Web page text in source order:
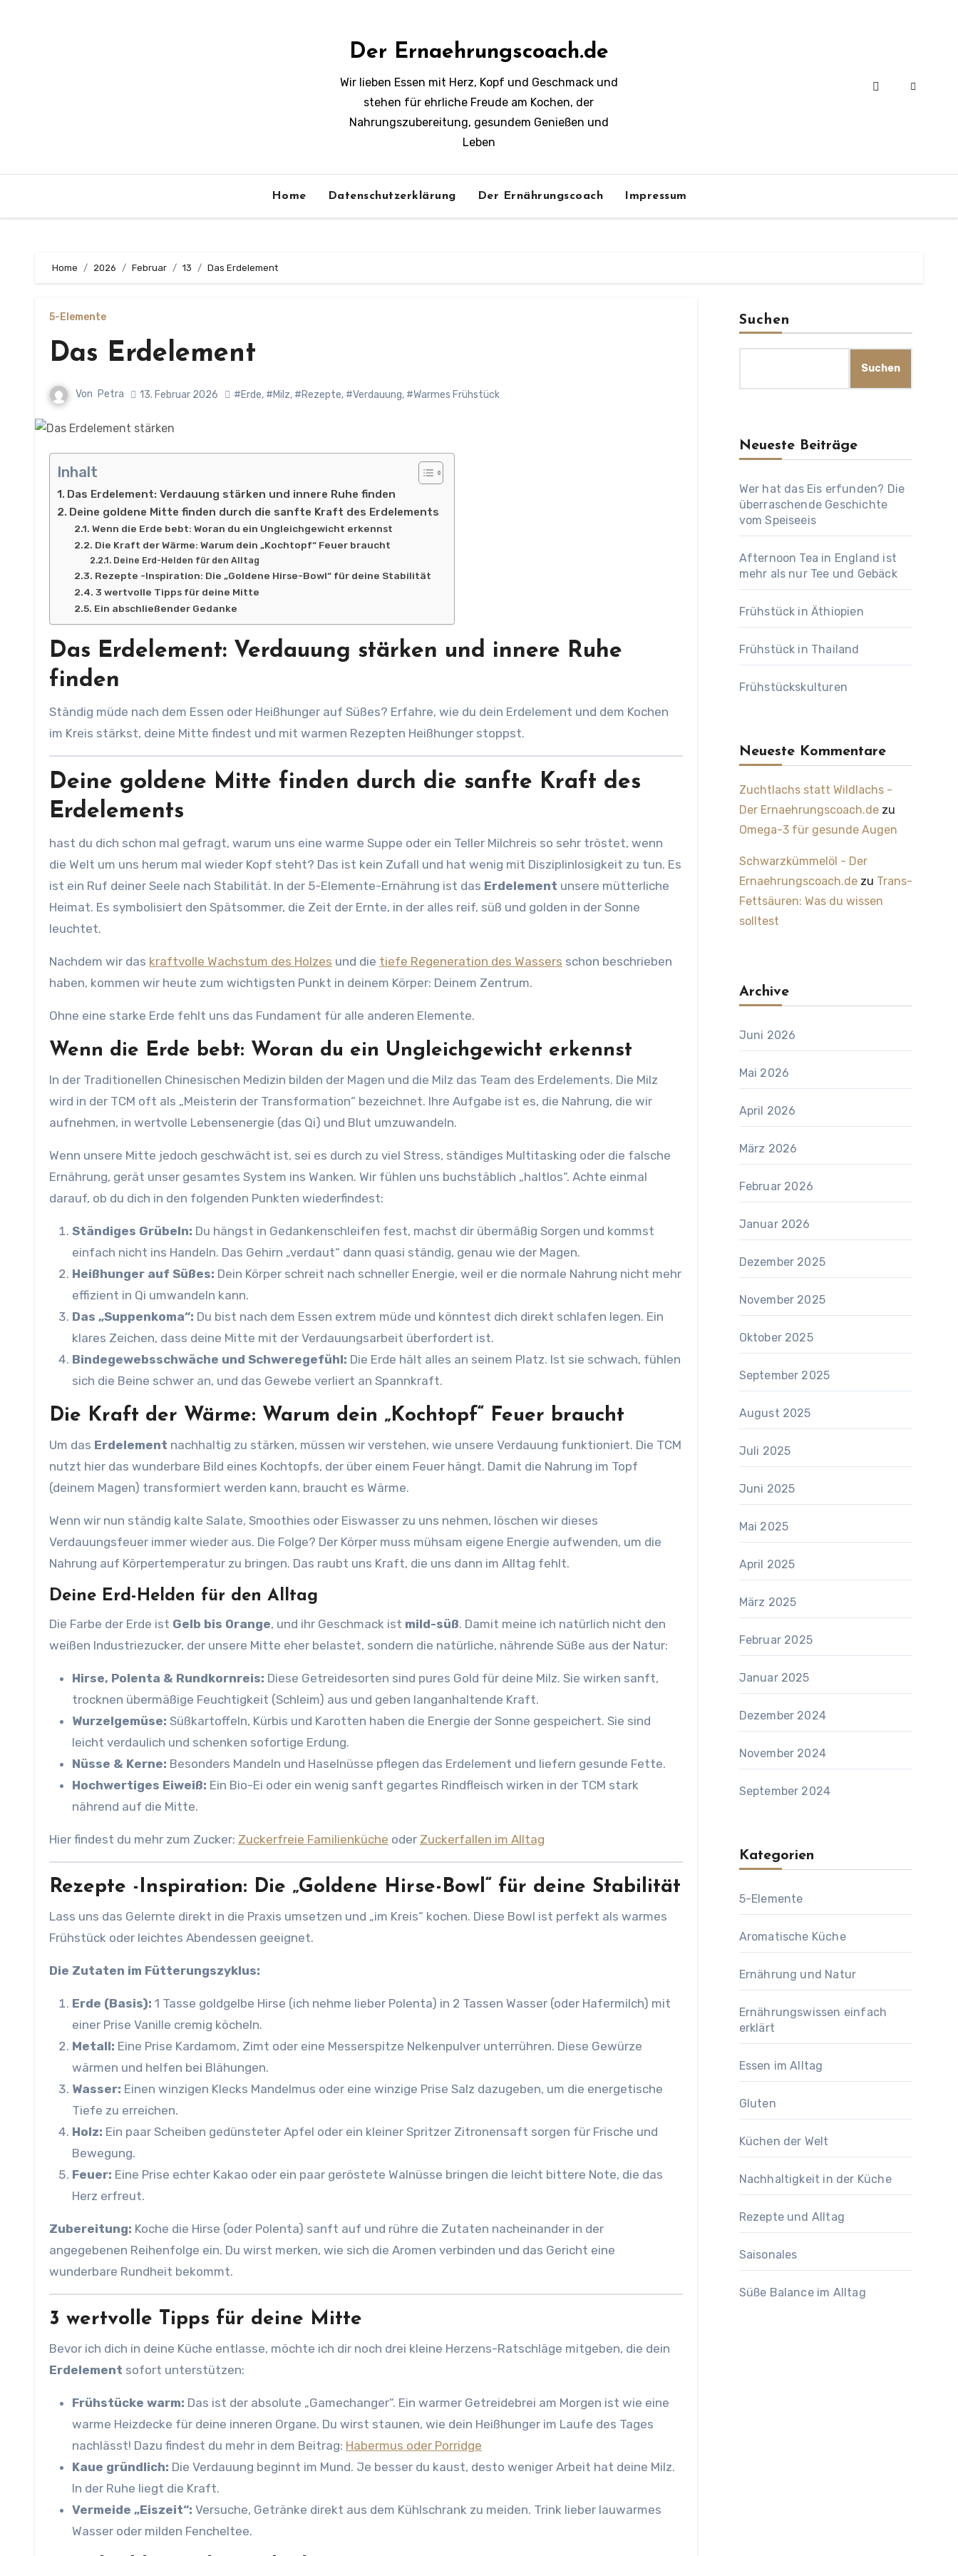
Der Ernaehrungscoach.de
Wir lieben Essen mit Herz, Kopf und Geschmack und
stehen für ehrliche Freude am Kochen, der
Nahrungszubereitung, gesundem Genießen und
Leben
Home Datenschutzerklärung Der Ernährungscoach Impressum
Home 2026 Februar 13 Das Erdelement
5-Elemente
Das Erdelement
Von Petra 13. Februar 2026 #Erde, #Milz, #Rezepte, #Verdauung, #Warmes Frühstück
Inhalt
Das Erdelement: Verdauung stärken und innere Ruhe finden
Deine goldene Mitte finden durch die sanfte Kraft des Erdelements
Wenn die Erde bebt: Woran du ein Ungleichgewicht erkennst
Die Kraft der Wärme: Warum dein „Kochtopf“ Feuer braucht
Deine Erd-Helden für den Alltag
Rezepte -Inspiration: Die „Goldene Hirse-Bowl“ für deine Stabilität
3 wertvolle Tipps für deine Mitte
Ein abschließender Gedanke
Das Erdelement: Verdauung stärken und innere Ruhe
finden
Ständig müde nach dem Essen oder Heißhunger auf Süßes? Erfahre, wie du dein Erdelement und dem Kochen
im Kreis stärkst, deine Mitte findest und mit warmen Rezepten Heißhunger stoppst.
Deine goldene Mitte finden durch die sanfte Kraft des
Erdelements
hast du dich schon mal gefragt, warum uns eine warme Suppe oder ein Teller Milchreis so sehr tröstet, wenn
die Welt um uns herum mal wieder Kopf steht? Das ist kein Zufall und hat wenig mit Disziplinlosigkeit zu tun. Es
ist ein Ruf deiner Seele nach Stabilität. In der 5-Elemente-Ernährung ist das Erdelement unsere mütterliche
Heimat. Es symbolisiert den Spätsommer, die Zeit der Ernte, in der alles reif, süß und golden in der Sonne
leuchtet.
Nachdem wir das kraftvolle Wachstum des Holzes und die tiefe Regeneration des Wassers schon beschrieben
haben, kommen wir heute zum wichtigsten Punkt in deinem Körper: Deinem Zentrum.
Ohne eine starke Erde fehlt uns das Fundament für alle anderen Elemente.
Wenn die Erde bebt: Woran du ein Ungleichgewicht erkennst
In der Traditionellen Chinesischen Medizin bilden der Magen und die Milz das Team des Erdelements. Die Milz
wird in der TCM oft als „Meisterin der Transformation“ bezeichnet. Ihre Aufgabe ist es, die Nahrung, die wir
aufnehmen, in wertvolle Lebensenergie (das Qi) und Blut umzuwandeln.
Wenn unsere Mitte jedoch geschwächt ist, sei es durch zu viel Stress, ständiges Multitasking oder die falsche
Ernährung, gerät unser gesamtes System ins Wanken. Wir fühlen uns buchstäblich „haltlos“. Achte einmal
darauf, ob du dich in den folgenden Punkten wiederfindest:
Ständiges Grübeln: Du hängst in Gedankenschleifen fest, machst dir übermäßig Sorgen und kommst
einfach nicht ins Handeln. Das Gehirn „verdaut“ dann quasi ständig, genau wie der Magen.
Heißhunger auf Süßes: Dein Körper schreit nach schneller Energie, weil er die normale Nahrung nicht mehr
effizient in Qi umwandeln kann.
Das „Suppenkoma“: Du bist nach dem Essen extrem müde und könntest dich direkt schlafen legen. Ein
klares Zeichen, dass deine Mitte mit der Verdauungsarbeit überfordert ist.
Bindegewebsschwäche und Schweregefühl: Die Erde hält alles an seinem Platz. Ist sie schwach, fühlen
sich die Beine schwer an, und das Gewebe verliert an Spannkraft.
Die Kraft der Wärme: Warum dein „Kochtopf“ Feuer braucht
Um das Erdelement nachhaltig zu stärken, müssen wir verstehen, wie unsere Verdauung funktioniert. Die TCM
nutzt hier das wunderbare Bild eines Kochtopfs, der über einem Feuer hängt. Damit die Nahrung im Topf
(deinem Magen) transformiert werden kann, braucht es Wärme.
Wenn wir nun ständig kalte Salate, Smoothies oder Eiswasser zu uns nehmen, löschen wir dieses
Verdauungsfeuer immer wieder aus. Die Folge? Der Körper muss mühsam eigene Energie aufwenden, um die
Nahrung auf Körpertemperatur zu bringen. Das raubt uns Kraft, die uns dann im Alltag fehlt.
Deine Erd-Helden für den Alltag
Die Farbe der Erde ist Gelb bis Orange, und ihr Geschmack ist mild-süß. Damit meine ich natürlich nicht den
weißen Industriezucker, der unsere Mitte eher belastet, sondern die natürliche, nährende Süße aus der Natur:
Hirse, Polenta & Rundkornreis: Diese Getreidesorten sind pures Gold für deine Milz. Sie wirken sanft,
trocknen übermäßige Feuchtigkeit (Schleim) aus und geben langanhaltende Kraft.
Wurzelgemüse: Süßkartoffeln, Kürbis und Karotten haben die Energie der Sonne gespeichert. Sie sind
leicht verdaulich und schenken sofortige Erdung.
Nüsse & Kerne: Besonders Mandeln und Haselnüsse pflegen das Erdelement und liefern gesunde Fette.
Hochwertiges Eiweiß: Ein Bio-Ei oder ein wenig sanft gegartes Rindfleisch wirken in der TCM stark
nährend auf die Mitte.
Hier findest du mehr zum Zucker: Zuckerfreie Familienküche oder Zuckerfallen im Alltag
Rezepte -Inspiration: Die „Goldene Hirse-Bowl“ für deine Stabilität
Lass uns das Gelernte direkt in die Praxis umsetzen und „im Kreis“ kochen. Diese Bowl ist perfekt als warmes
Frühstück oder leichtes Abendessen geeignet.
Die Zutaten im Fütterungszyklus:
Erde (Basis): 1 Tasse goldgelbe Hirse (ich nehme lieber Polenta) in 2 Tassen Wasser (oder Hafermilch) mit
einer Prise Vanille cremig köcheln.
Metall: Eine Prise Kardamom, Zimt oder eine Messerspitze Nelkenpulver unterrühren. Diese Gewürze
wärmen und helfen bei Blähungen.
Wasser: Einen winzigen Klecks Mandelmus oder eine winzige Prise Salz dazugeben, um die energetische
Tiefe zu erreichen.
Holz: Ein paar Scheiben gedünsteter Apfel oder ein kleiner Spritzer Zitronensaft sorgen für Frische und
Bewegung.
Feuer: Eine Prise echter Kakao oder ein paar geröstete Walnüsse bringen die leicht bittere Note, die das
Herz erfreut.
Zubereitung: Koche die Hirse (oder Polenta) sanft auf und rühre die Zutaten nacheinander in der
angegebenen Reihenfolge ein. Du wirst merken, wie sich die Aromen verbinden und das Gericht eine
wunderbare Rundheit bekommt.
3 wertvolle Tipps für deine Mitte
Bevor ich dich in deine Küche entlasse, möchte ich dir noch drei kleine Herzens-Ratschläge mitgeben, die dein
Erdelement sofort unterstützen:
Frühstücke warm: Das ist der absolute „Gamechanger“. Ein warmer Getreidebrei am Morgen ist wie eine
warme Heizdecke für deine inneren Organe. Du wirst staunen, wie dein Heißhunger im Laufe des Tages
nachlässt! Dazu findest du mehr in dem Beitrag: Habermus oder Porridge
Kaue gründlich: Die Verdauung beginnt im Mund. Je besser du kaust, desto weniger Arbeit hat deine Milz.
In der Ruhe liegt die Kraft.
Vermeide „Eiszeit“: Versuche, Getränke direkt aus dem Kühlschrank zu meiden. Trink lieber lauwarmes
Wasser oder milden Fencheltee.
Suchen
Suchen
Neueste Beiträge
Wer hat das Eis erfunden? Die
überraschende Geschichte
vom Speiseeis
Afternoon Tea in England ist
mehr als nur Tee und Gebäck
Frühstück in Äthiopien
Frühstück in Thailand
Frühstückskulturen
Neueste Kommentare
Zuchtlachs statt Wildlachs -
Der Ernaehrungscoach.dezu
Omega-3 für gesunde Augen
Schwarzkümmelöl - Der
Ernaehrungscoach.dezu Trans-
Fettsäuren: Was du wissen
solltest
Archive
Juni 2026
Mai 2026
April 2026
März 2026
Februar 2026
Januar 2026
Dezember 2025
November 2025
Oktober 2025
September 2025
August 2025
Juli 2025
Juni 2025
Mai 2025
April 2025
März 2025
Februar 2025
Januar 2025
Dezember 2024
November 2024
September 2024
Kategorien
5-Elemente
Aromatische Küche
Ernährung und Natur
Ernährungswissen einfach
erklärt
Essen im Alltag
Gluten
Küchen der Welt
Nachhaltigkeit in der Küche
Rezepte und Alltag
Saisonales
Süße Balance im Alltag